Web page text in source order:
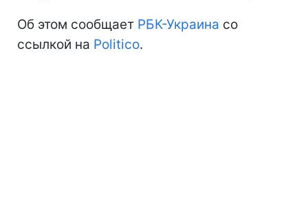
Об этом сообщает РБК-Украина со
ссылкой на Politico.